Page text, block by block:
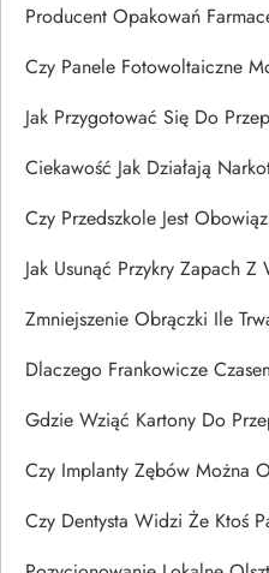
Producent Opakowań
Czy Panele Fotowoltaiczne
Jak Przygotować Się Do
Ciekawość Jak Działają
Czy Przedszkole Jest
Jak Usunąć Przykry Zapach Z
Zmniejszenie Obrączki Ile
Dlaczego Frankowicze
Gdzie Wziąć Kartony Do
Czy Implanty Zębów Można
Czy Dentysta Widzi Że Ktoś